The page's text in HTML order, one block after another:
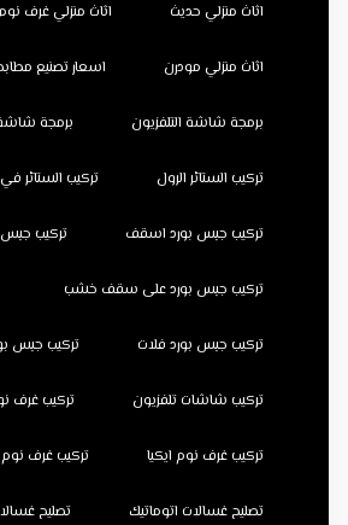
اثاث منزلي حديث اثاث منزلي غرف
اثاث منزلي مودرن اسعار تصنيع
برمجة شاشة التلفزيون برمجة
تركيب الستائر الرول تركيب الستائر
تركيب جبس بورد اسقف تركيب جبس
تركيب جبس بورد على سقف خشب
تركيب جبس بورد فلات تركيب جبس
تركيب شاشات تلفزيون تركيب غرف
تركيب غرف نوم ايكيا تركيب غرف
تصليح غسالات اتوماتيك تصليح